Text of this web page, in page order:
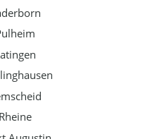
Rheine